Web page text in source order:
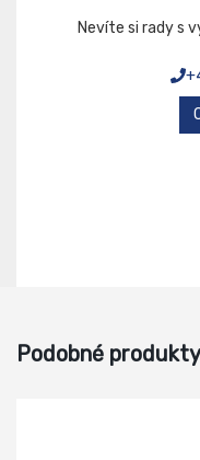
Nevíte si rady s
Podobné produkty